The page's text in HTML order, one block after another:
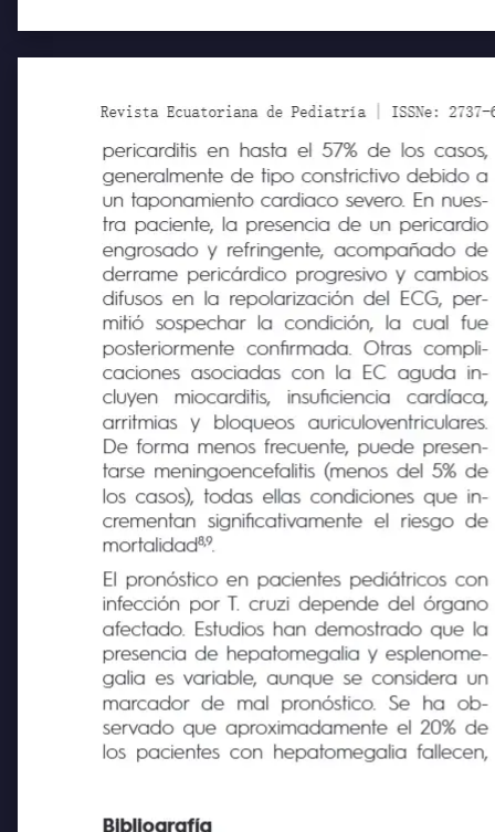
pericarditis en hasta el 57% de los casos,
generalmente de tipo constrictivo debido a
un taponamiento cardiaco severo. En nues-
tra paciente, la presencia de un pericardio
engrosado y refringente, acompañado de
derrame pericárdico progresivo y cambios
difusos en la repolarización del ECG, per-
mitió sospechar la condición, la cual fue
posteriormente confirmada. Otras
compli-
caciones asociadas con la EC aguda in-
cluyen
miocarditis, insuficiencia cardíaca,
arritmias
y bloqueos
auriculoventriculares.
De forma menos frecuente, puede presen-
tarse meningoencefalitis (menos del 5% de
los casos), todas ellas condiciones que in-
crementan significativamente el riesgo de
8,9
El pronóstico en pacientes pediátricos con
infección por T. cruzi depende del órgano
afectado. Estudios han demostrado que la
presencia de hepatomegalia y esplenome-
galia es variable, aunque se considera un
marcador de
mal pronóstico. Se ha
ob-
servado que aproximadamente el 20% de
los pacientes con hepatomegalia fallecen,